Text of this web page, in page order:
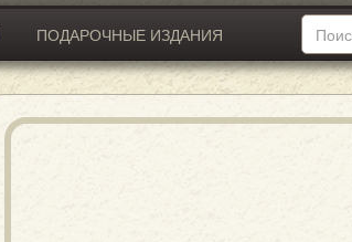
ПОДАРОЧНЫЕ ИЗДАНИЯ